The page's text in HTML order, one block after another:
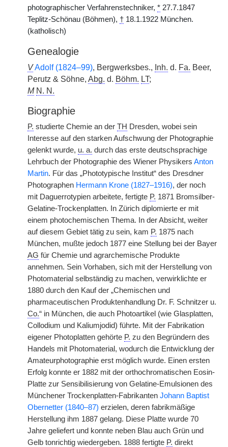
photographischer Verfahrenstechniker, * 27.7.1847
Teplitz-Schönau (Böhmen), † 18.1.1922 München.
(katholisch)
Genealogie
VAdolf (1824–99), Bergwerksbes., Inh. d. Fa. Beer,
Perutz & Söhne, Abg. d. Böhm. LT;
M N. N.
Biographie
P. studierte Chemie an der TH Dresden, wobei sein
Interesse auf den starken Aufschwung der Photographie
gelenkt wurde, u. a. durch das erste deutschsprachige
Lehrbuch der Photographie des Wiener Physikers Anton
Martin. Für das „Phototypische Institut“ des Dresdner
Photographen Hermann Krone (1827–1916), der noch
mit Daguerrotypien arbeitete, fertigte P. 1871 Bromsilber-
Gelatine-Trockenplatten. In Zürich diplomierte er mit
einem photochemischen Thema. In der Absicht, weiter
auf diesem Gebiet tätig zu sein, kam P. 1875 nach
München, mußte jedoch 1877 eine Stellung bei der Bayer
AG für Chemie und agrarchemische Produkte
annehmen. Sein Vorhaben, sich mit der Herstellung von
Photomaterial selbständig zu machen, verwirklichte er
1880 durch den Kauf der „Chemischen und
pharmaceutischen Produktenhandlung Dr. F. Schnitzer u.
Co.“ in München, die auch Photoartikel (wie Glasplatten,
Collodium und Kaliumjodid) führte. Mit der Fabrikation
eigener Photoplatten gehörte P. zu den Begründern des
Handels mit Photomaterial, wodurch die Entwicklung der
Amateurphotographie erst möglich wurde. Einen ersten
Erfolg konnte er 1882 mit der orthochromatischen Eosin-
Platte zur Sensibilisierung von Gelatine-Emulsionen des
Münchener Trockenplatten-Fabrikanten Johann Baptist
Obernetter (1840–87) erzielen, deren fabrikmäßige
Herstellung ihm 1887 gelang. Diese Platte wurde 70
Jahre geliefert und konnte neben Blau auch Grün und
Gelb tonrichtig wiedergeben. 1888 fertigte P. direkt